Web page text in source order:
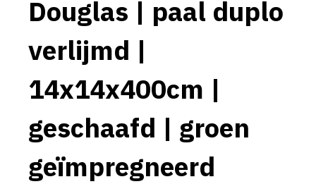
Douglas | paal duplo
verlijmd |
14x14x400cm |
geschaafd | groen
geïmpregneerd